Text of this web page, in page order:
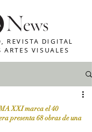
REVISTA DIGITAL
ARTES VISUALES
XXI marca el 40
presenta 68 obras de una